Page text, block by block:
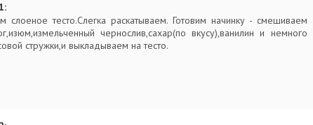
слоеное тесто.Слегка раскатываем. Готовим начинку - смешиваем
чернослив,сахар(по вкусу),ванилин и немного
стружки,и выкладываем на тесто.